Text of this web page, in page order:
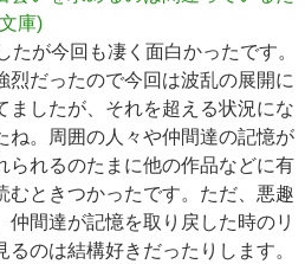
庫)
たが今回も凄く面白かったです。
烈だったので今回は波乱の展開に
ましたが、それを超える状況にな
ね。周囲の人々や仲間達の記憶が
られるのたまに他の作品などに有
むときつかったです。ただ、悪趣
仲間達が記憶を取り戻した時のリ
るのは結構好きだったりします。